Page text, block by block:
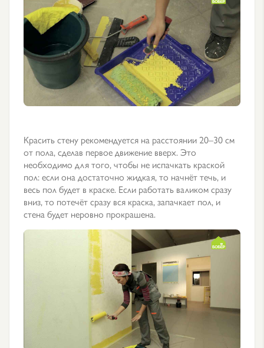
Красить стену рекомендуется на расстоянии 20–30 см
от пола, сделав первое движение вверх. Это
необходимо для того, чтобы не испачкать краской
пол: если она достаточно жидкая, то начнёт течь, и
весь пол будет в краске. Если работать валиком сразу
вниз, то потечёт сразу вся краска, запачкает пол, и
стена будет неровно прокрашена.